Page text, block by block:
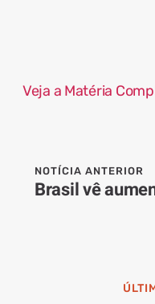
Veja a Matéria
NOTÍCIA ANTERIOR